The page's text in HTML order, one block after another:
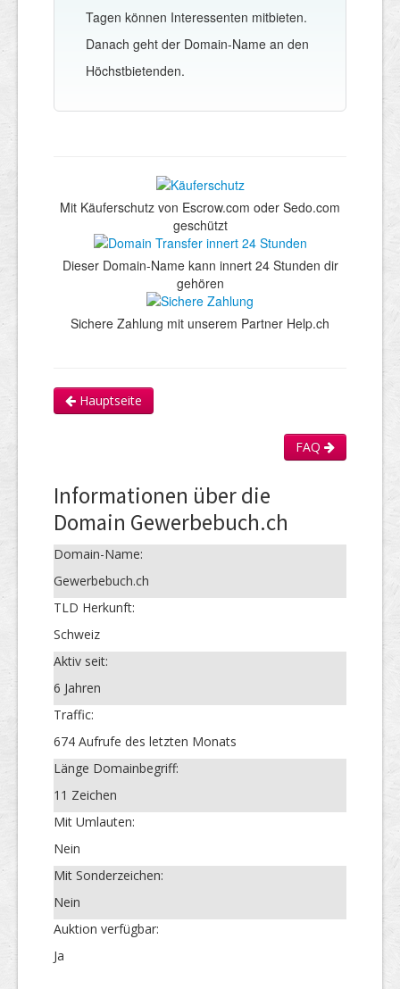
Tagen können Interessenten mitbieten.
Danach geht der Domain-Name an den
Höchstbietenden.
Mit Käuferschutz von Escrow.com oder Sedo.com
geschützt
Dieser Domain-Name kann innert 24 Stunden dir
gehören
Sichere Zahlung mit unserem Partner Help.ch
Hauptseite
FAQ
Informationen über die
Domain Gewerbebuch.ch
Domain-Name:
Gewerbebuch.ch
TLD Herkunft:
Schweiz
Aktiv seit:
6 Jahren
Traffic:
674 Aufrufe des letzten Monats
Länge Domainbegriff:
11 Zeichen
Mit Umlauten:
Nein
Mit Sonderzeichen:
Nein
Auktion verfügbar:
Ja